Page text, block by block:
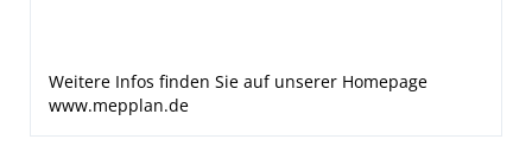
Weitere Infos finden Sie auf unserer Homepage
www.mepplan.de